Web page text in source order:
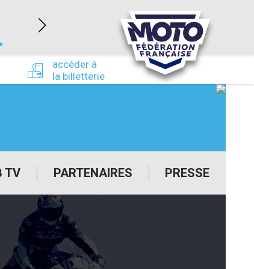
TV PARTENAIRES PRESSE
accéder à
la billetterie
NEVERS MAGNY-COURS (58)
du 24/09/2026 au 27/09/2026